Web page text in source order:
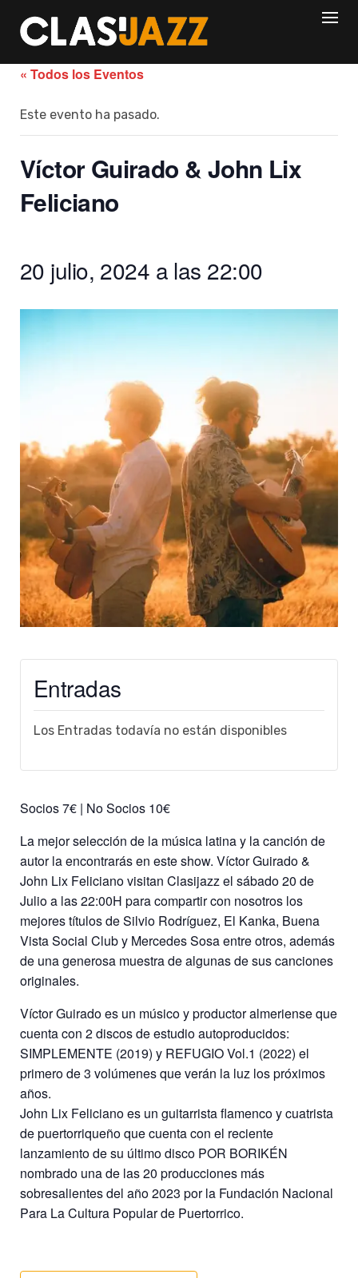
content
« Todos los Eventos
Este evento ha pasado.
Víctor Guirado & John Lix
Feliciano
20 julio, 2024 a las 22:00
Entradas
Los Entradas todavía no están disponibles
Socios 7€ | No Socios 10€
La mejor selección de la música latina y la canción de
autor la encontrarás en este show. Víctor Guirado &
John Lix Feliciano visitan Clasijazz el sábado 20 de
Julio a las 22:00H para compartir con nosotros los
mejores títulos de Silvio Rodríguez, El Kanka, Buena
Vista Social Club y Mercedes Sosa entre otros, además
de una generosa muestra de algunas de sus canciones
originales.
Víctor Guirado es un músico y productor almeriense que
cuenta con 2 discos de estudio autoproducidos:
SIMPLEMENTE (2019) y REFUGIO Vol.1 (2022) el
primero de 3 volúmenes que verán la luz los próximos
años.
John Lix Feliciano es un guitarrista flamenco y cuatrista
de puertorriqueño que cuenta con el reciente
lanzamiento de su último disco POR BORIKÉN
nombrado una de las 20 producciones más
sobresalientes del año 2023 por la Fundación Nacional
Para La Cultura Popular de Puertorrico.